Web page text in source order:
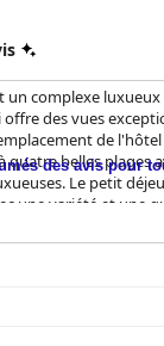
un complexe
des vues
de
quatre belles plages
Le petit
une variété et une
sont
de belles vues sur
piscine à
les clients
de garder la
des avis pour